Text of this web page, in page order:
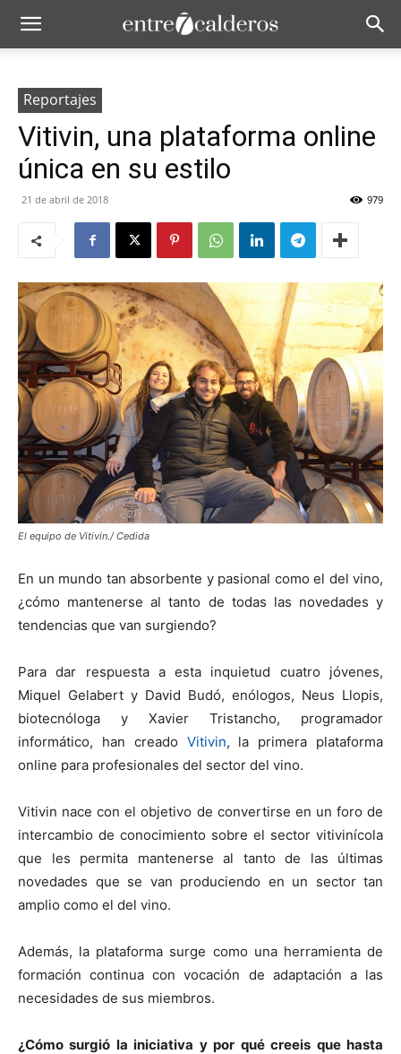
Reportajes
Vitivin, una plataforma online
única en su estilo
21 de abril de 2018 979
El equipo de Vitivin./ Cedida
En un mundo tan absorbente y pasional como el del vino,
¿cómo mantenerse al tanto de todas las novedades y
tendencias que van surgiendo?
Para dar respuesta a esta inquietud cuatro jóvenes,
Miquel Gelabert y David Budó, enólogos, Neus Llopis,
biotecnóloga y Xavier Tristancho, programador
informático, han creado Vitivin, la primera plataforma
online para profesionales del sector del vino.
Vitivin nace con el objetivo de convertirse en un foro de
intercambio de conocimiento sobre el sector vitivinícola
que les permita mantenerse al tanto de las últimas
novedades que se van produciendo en un sector tan
amplio como el del vino.
Además, la plataforma surge como una herramienta de
formación continua con vocación de adaptación a las
necesidades de sus miembros.
¿Cómo surgió la iniciativa y por qué creeis que hasta